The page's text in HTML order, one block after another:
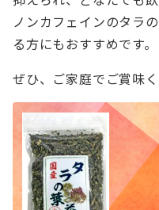
ノンカフェインのタラ
る方にもおすすめです。
ぜひ、ご家庭でご賞味く